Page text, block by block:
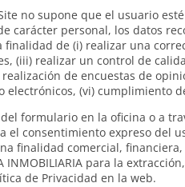
no supone que el usuario
carácter personal, los datos
finalidad de (i) realizar una
(iii) realizar un control de
de encuestas de
electrónicos, (vi) cumplimiento
formulario en la oficina o a
el consentimiento expreso del
finalidad comercial,
INMOBILIARIA para la
de Privacidad en la web.